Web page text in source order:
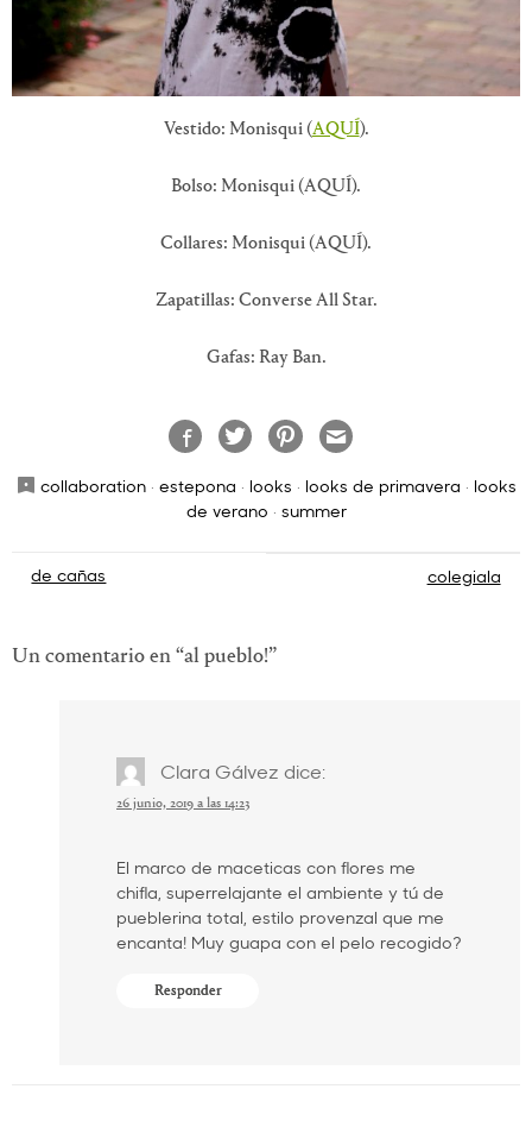
Vestido: Monisqui (AQUÍ).
Bolso: Monisqui (AQUÍ).
Collares: Monisqui (AQUÍ).
Zapatillas: Converse All Star.
Gafas: Ray Ban.
collaboration· estepona · looks · looks de primavera · looks
de verano · summer
Navegación
entradas
de cañas colegiala
Un comentario en “al pueblo!”
Clara Gálvez dice:
26 junio, 2019 a las 14:23
El marco de maceticas con flores me
chifla, superrelajante el ambiente y tú de
pueblerina total, estilo provenzal que me
encanta! Muy guapa con el pelo recogido?
Responder